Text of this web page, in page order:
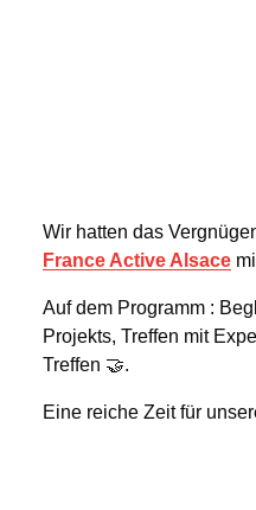
Wir hatten das
France Active Alsace
Auf dem Programm :
Projekts, Treffen mit
Treffen 🤝.
Eine reiche Zeit für